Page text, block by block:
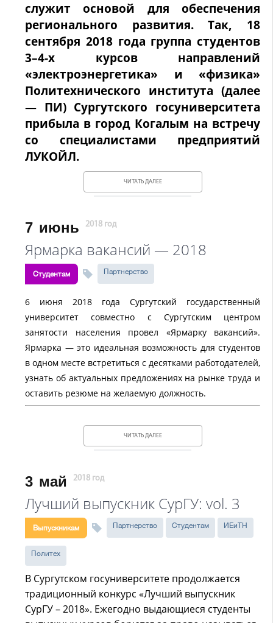
служит основой для обеспечения
регионального развития. Так, 18
сентября 2018 года группа студентов
3–4-х курсов направлений
«электроэнергетика» и «физика»
Политехнического института (далее
— ПИ) Сургутского госуниверситета
прибыла в город Когалым на встречу
со специалистами предприятий
ЛУКОЙЛ.
ЧИТАТЬ ДАЛЕЕ
7 июнь 2018 год
Ярмарка вакансий — 2018
Студентам Партнерство
6 июня 2018 года Сургутский государственный
университет совместно с Сургутским центром
занятости населения провел «Ярмарку вакансий».
Ярмарка — это идеальная возможность для студентов
в одном месте встретиться с десятками работодателей,
узнать об актуальных предложениях на рынке труда и
оставить резюме на желаемую должность.
ЧИТАТЬ ДАЛЕЕ
3 май 2018 год
Лучший выпускник СурГУ: vol. 3
Выпускникам Партнерство Студентам ИЕиТН
Политех
В Сургутском госуниверситете продолжается
традиционный конкурс «Лучший выпускник
СурГУ – 2018». Ежегодно выдающиеся студенты